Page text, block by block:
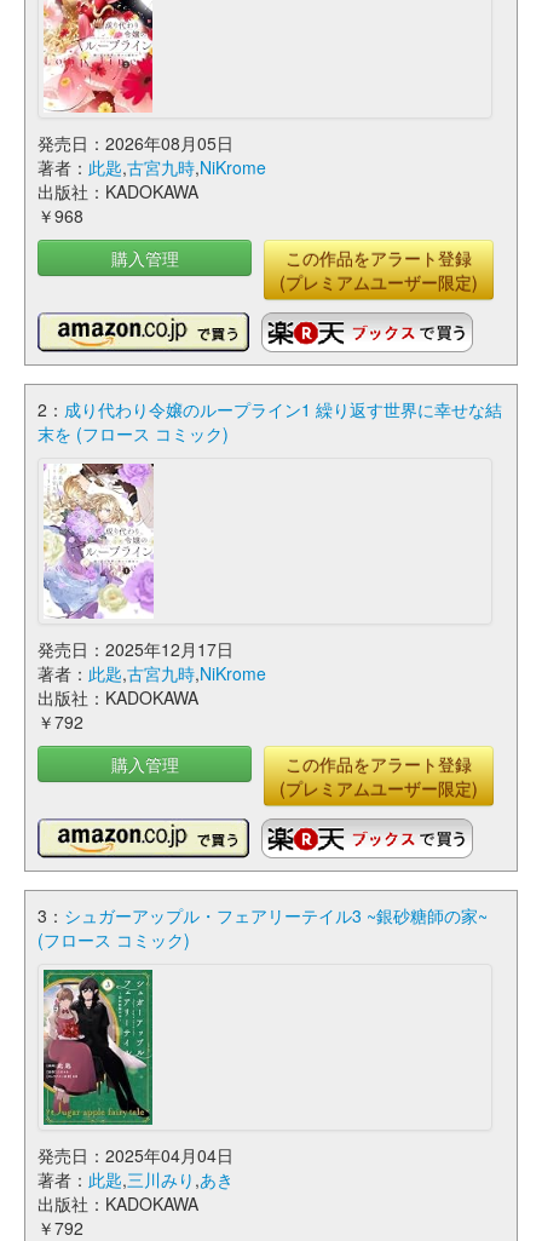
発売日：2026年08月05日
著者： 此匙,古宮九時,NiKrome
出版社：KADOKAWA
￥968
購入管理
この作品をアラート登録
(プレミアムユーザー限定)
2： 成り代わり令嬢のループライン1 繰り返す世界に幸せな結
末を (フロース コミック)
発売日：2025年12月17日
著者： 此匙,古宮九時,NiKrome
出版社：KADOKAWA
￥792
購入管理
この作品をアラート登録
(プレミアムユーザー限定)
3： シュガーアップル・フェアリーテイル3 ~銀砂糖師の家~
(フロース コミック)
発売日：2025年04月04日
著者： 此匙,三川みり ,あき
出版社：KADOKAWA
￥792